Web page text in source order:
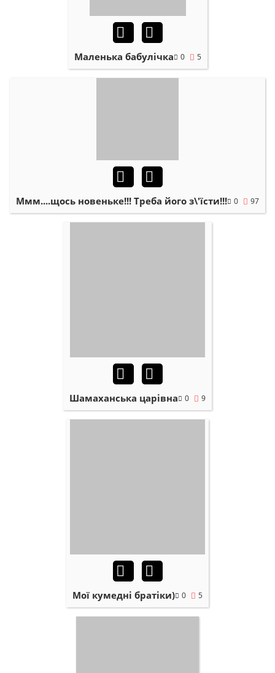
0 5
Маленька бабулічка
0 97
Ммм....щось новеньке!!! Треба його з\'їсти!!!
0 9
Шамаханська царівна
0 5
Мої кумедні братіки)